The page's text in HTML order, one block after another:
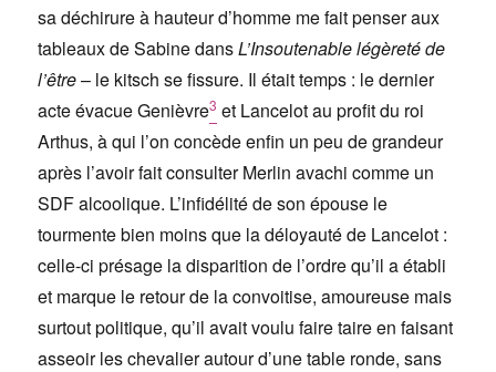
sa déchirure à hauteur d’homme me fait penser aux
tableaux de Sabine dansL’Insoutenable légèreté de
l’être– le kitsch se fissure. Il était temps : le dernier
acte évacue Genièvre3 et Lancelot au profit du roi
Arthus, à qui l’on concède enfin un peu de grandeur
après l’avoir fait consulter Merlin avachi comme un
SDF alcoolique. L’infidélité de son épouse le
tourmente bien moins que la déloyauté de Lancelot :
celle-ci présage la disparition de l’ordre qu’il a établi
et marque le retour de la convoitise, amoureuse mais
surtout politique, qu’il avait voulu faire taire en faisant
asseoir les chevalier autour d’une table ronde, sans